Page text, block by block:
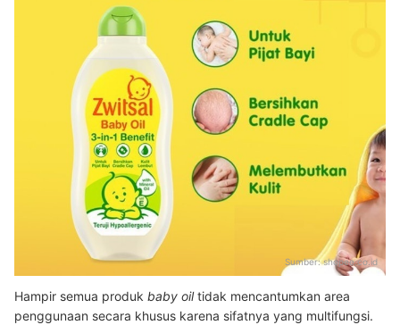
Sumber:shopee.co.id
Hampir semua produk baby oiltidak mencantumkan area
penggunaan secara khusus karena sifatnya yang multifungsi.